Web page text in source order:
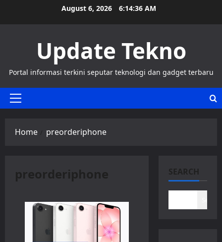
August 6, 2026 6:14:37 AM
Update Tekno
Portal informasi terkini seputar teknologi dan gadget terbaru
Primary
Home preorderiphone
preorderiphone SEARCH